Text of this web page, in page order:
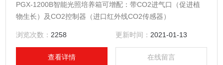
PGX-1200B智能光照培养箱可增配：带CO2进气口（促进植
物生长）及CO2控制器（进口红外线CO2传感器）
浏览次数： 2258 更新时间： 2021-01-13
查看详情 在线留言